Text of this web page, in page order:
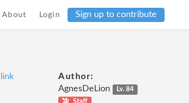
About Login Sign up to contribute
link
Author:
AgnesDeLion
Lv. 84
Staff